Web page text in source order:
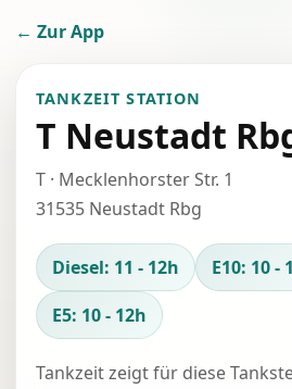
← Zur App
TANKZEIT STATION
T Neustadt
T · Mecklenhorster Str. 1
31535 Neustadt Rbg
Diesel: 11 - 12h
E10: 10 -
E5: 10 - 12h
Tankzeit zeigt für diese